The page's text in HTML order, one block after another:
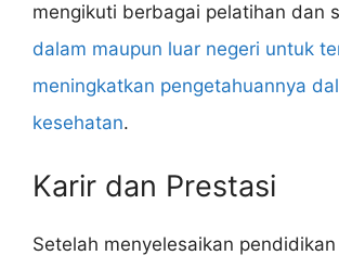
mengikuti berbagai pelatihan dan
dalam maupun luar negeri untuk
meningkatkan pengetahuannya
kesehatan.
Karir dan Prestasi
Setelah menyelesaikan pendidikan